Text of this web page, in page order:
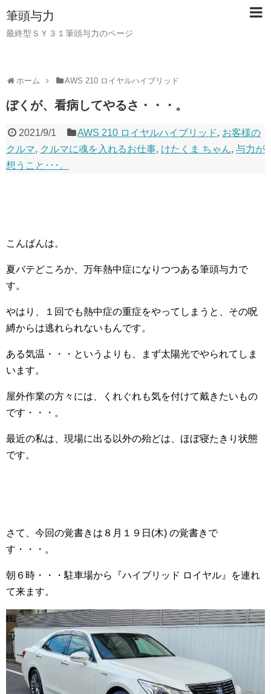
筆頭与力
最終型ＳＹ３１筆頭与力のページ
ホーム AWS 210 ロイヤルハイブリッド
ぼくが、看病してやるさ・・・。
2021/9/1 AWS 210 ロイヤルハイブリッド, お客様の
クルマ, クルマに魂を入れるお仕事, けたくま ちゃん, 与力が
想うこと･･･。
こんばんは。
夏バテどころか、万年熱中症になりつつある筆頭与力で
す。
やはり、１回でも熱中症の重症をやってしまうと、その呪
縛からは逃れられないもんです。
ある気温・・・というよりも、まず太陽光でやられてしま
います。
屋外作業の方々には、くれぐれも気を付けて戴きたいもの
です・・・。
最近の私は、現場に出る以外の殆どは、ほぼ寝たきり状態
です。
さて、今回の覚書きは８月１９日(木) の覚書きで
す・・・。
朝６時・・・駐車場から『ハイブリッド ロイヤル』を連れ
て来ます。